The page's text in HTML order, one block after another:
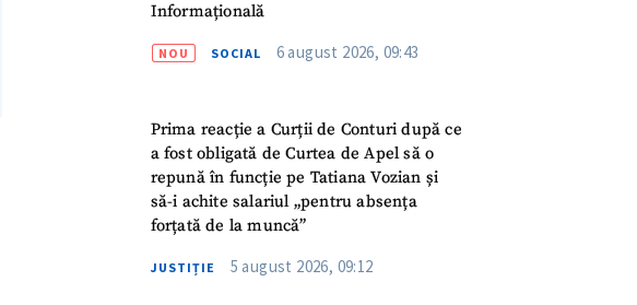
Informațională
NOU SOCIAL 6 august 2026, 09:43
Prima reacție a Curții de Conturi după ce
a fost obligată de Curtea de Apel să o
repună în funcție pe Tatiana Vozian și
să-i achite salariul „pentru absența
forțată de la muncă”
JUSTIȚIE 5 august 2026, 09:12